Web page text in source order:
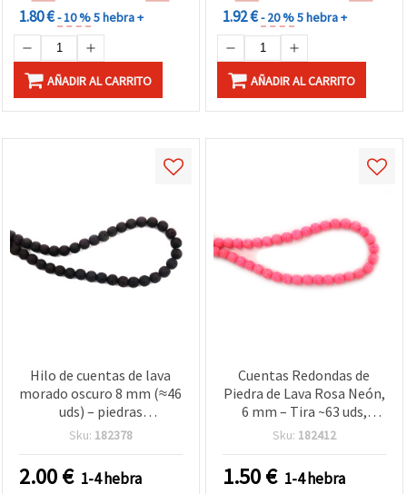
1.80 €- 10 %5 hebra +
AÑADIR AL CARRITO
1.92 €- 20 %5 hebra +
AÑADIR AL CARRITO
Hilo de cuentas de lava
morado oscuro 8 mm (≈46
uds) – piedras
semipreciosas naturales
manualidades, fuerza y
sofisticación
Sku: 182378
2.00€ 1-4 hebra
Cuentas Redondas de
Piedra de Lava Rosa Neón,
6 mm – Tira ~63 uds,
Volcánicas Naturales
para Bisutería y Pulseras
Difusoras DIY
Sku: 182412
1.50€ 1-4 hebra